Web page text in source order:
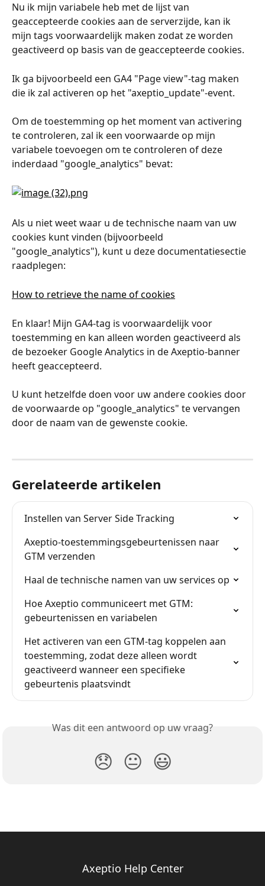
Nu ik mijn variabele heb met de lijst van
geaccepteerde cookies aan de serverzijde, kan ik
mijn tags voorwaardelijk maken zodat ze worden
geactiveerd op basis van de geaccepteerde cookies.
Ik ga bijvoorbeeld een GA4 "Page view"-tag maken
die ik zal activeren op het "axeptio_update"-event.
Om de toestemming op het moment van activering
te controleren, zal ik een voorwaarde op mijn
variabele toevoegen om te controleren of deze
inderdaad "google_analytics" bevat:
Als u niet weet waar u de technische naam van uw
cookies kunt vinden (bijvoorbeeld
"google_analytics"), kunt u deze documentatiesectie
raadplegen:
How to retrieve the name of cookies
En klaar! Mijn GA4-tag is voorwaardelijk voor
toestemming en kan alleen worden geactiveerd als
de bezoeker Google Analytics in de Axeptio-banner
heeft geaccepteerd.
U kunt hetzelfde doen voor uw andere cookies door
de voorwaarde op "google_analytics" te vervangen
door de naam van de gewenste cookie.
Gerelateerde artikelen
Instellen van Server Side Tracking
Axeptio-toestemmingsgebeurtenissen naar
GTM verzenden
Haal de technische namen van uw services op
Hoe Axeptio communiceert met GTM:
gebeurtenissen en variabelen
Het activeren van een GTM-tag koppelen aan
toestemming, zodat deze alleen wordt
geactiveerd wanneer een specifieke
gebeurtenis plaatsvindt
Was dit een antwoord op uw vraag?
😞 😐 😃
Axeptio Help Center